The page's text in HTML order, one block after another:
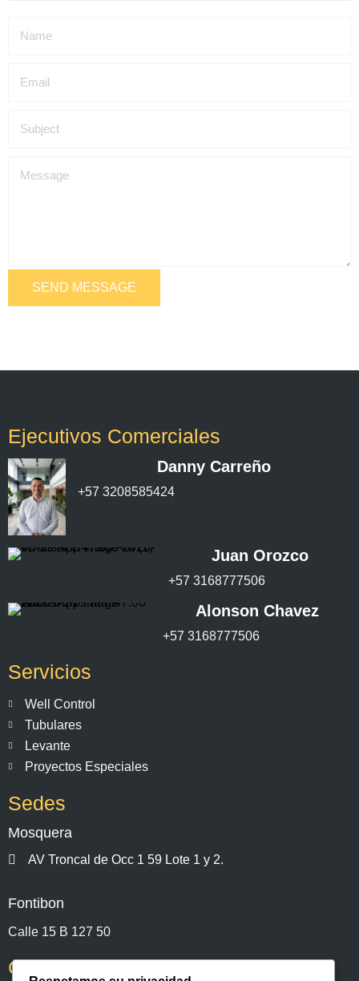
SEND MESSAGE
Ejecutivos Comerciales
Danny Carreño
+57 3208585424
Juan Orozco
+57 3168777506
Alonson Chavez
+57 3168777506
Servicios
Well Control
Tubulares
Levante
Proyectos Especiales
Sedes
Mosquera
AV Troncal de Occ 1 59 Lote 1 y 2.
Fontibon
Calle 15 B 127 50
Contactenos